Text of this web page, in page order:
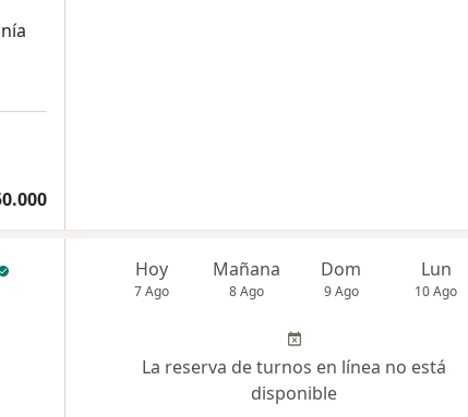
Hoy
7 Ago
Mañana
8 Ago
Dom
9 Ago
Lun
10 Ago
La reserva de turnos en línea no está
disponible